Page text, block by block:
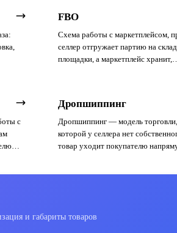
FBO
Схема работы с маркетплейсом,
селлер отгружает партию на склад
площадки, а маркетплейс хранит,
с
Дропшиппинг
Дропшиппинг — модель
которой у селлера нет
товар уходит покупателю
и габариты товаров